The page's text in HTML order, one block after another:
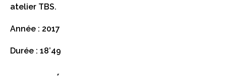
atelier TBS.
Année : 2017
Durée : 18’49